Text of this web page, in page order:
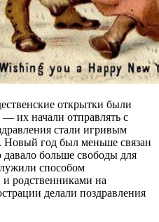
открытки были
их начали отправлять с
стали игривым
. Новый год был меньше связан
больше свободы для
способом
и родственниками на
делали поздравления